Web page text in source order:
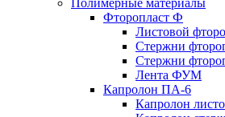
Полимерные материалы
Фторопласт Ф
Листовой
Стержни
Стержни
Лента ФУМ
Капролон ПА-6
Капролон